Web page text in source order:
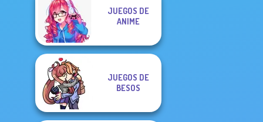
JUEGOS DE
ANIME
JUEGOS DE
BESOS